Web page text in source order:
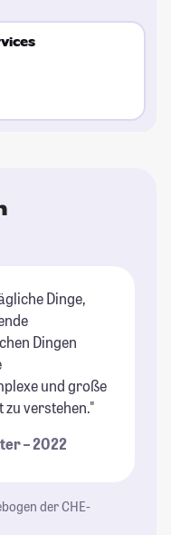
Dinge,
Dingen
und große
verstehen."
– 2022
der CHE-